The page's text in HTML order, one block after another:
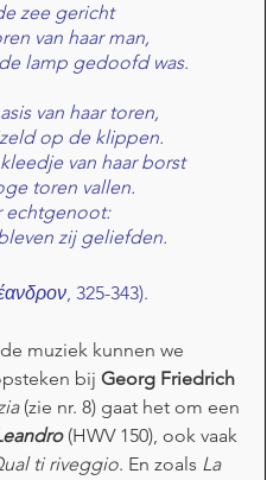
zee gericht
van haar man,
lamp gedoofd was.
van haar toren,
op de klippen.
van haar borst
toren vallen.
echtgenoot:
zij geliefden.
, 325-343).
muziek kunnen we
bij Georg Friedrich
(zie nr. 8) gaat het om een
(HWV 150), ook vaak
ti riveggio. En zoals La